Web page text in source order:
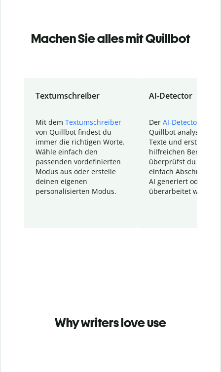
Machen Sie alles mit Quillbot
Textumschreiber
Mit dem Textumschreiber
von Quillbot findest du
immer die richtigen Worte.
Wähle einfach den
passenden vordefinierten
Modus aus oder erstelle
deinen eigenen
personalisierten Modus.
AI-Detector
Der AI-Detector
Quillbot analysiert
Texte und erstellt
hilfreichen Bericht.
überprüfst du
einfach Abschnitte,
AI generiert oder
überarbeitet wurden.
Why writers love use